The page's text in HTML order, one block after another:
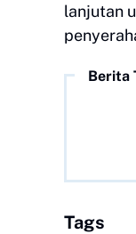
lanjutan
Berita
Tags